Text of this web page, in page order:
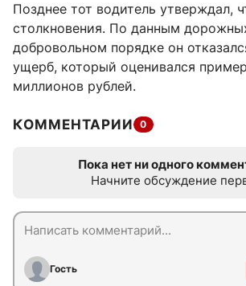
Позднее тот водитель утверждал,
столкновения. По данным
добровольном порядке он
ущерб, который оценивался
миллионов рублей.
КОММЕНТАРИИ 0
Пока нет ни одного
Начните обсуждение
Гость